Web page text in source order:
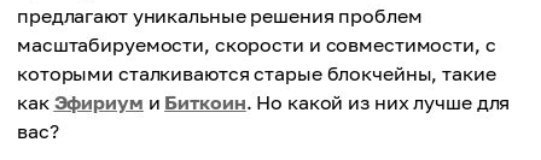
предлагают уникальные решения проблем
масштабируемости, скорости и совместимости, с
которыми сталкиваются старые блокчейны, такие
как Эфириум и Биткоин. Но какой из них лучше для
вас?